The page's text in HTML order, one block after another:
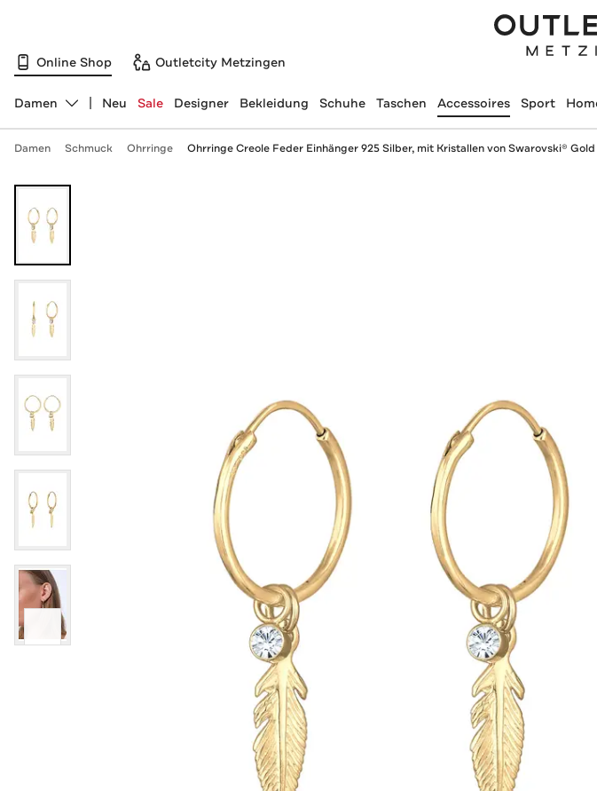
Online Shop Outletcity Metzingen
Abteilung ändern, ausgewählt:
Damen Neu Sale Designer Bekleidung Schuhe Taschen Accessoires Sport
Damen Schmuck Ohrringe Ohrringe Creole Feder Einhänger 925 Silber, mit Kristallen von Swarovski® Gold